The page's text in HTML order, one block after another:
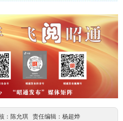
：陈允琪 责任编辑：杨超烨